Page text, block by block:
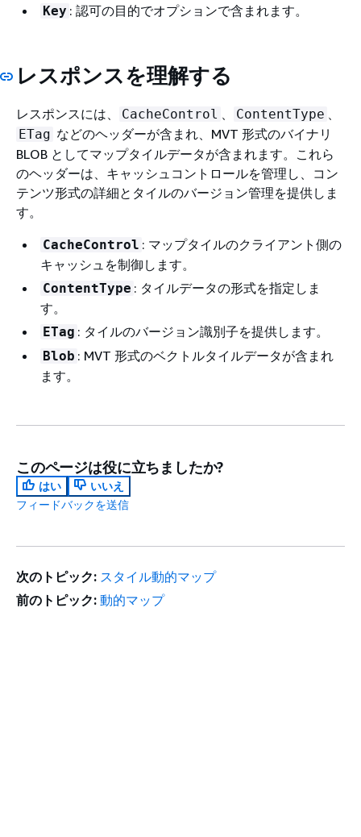
Key : 認可の目的でオプションで含まれます。
レスポンスを理解する
レスポンスには、 CacheControl ContentType
ETag などのヘッダーが含まれ、MVT 形式のバイナリ
BLOB としてマップタイルデータが含まれます。これら
のヘッダーは、キャッシュコントロールを管理し、コン
テンツ形式の詳細とタイルのバージョン管理を提供しま
す。
CacheControl : マップタイルのクライアント側の
キャッシュを制御します。
ContentType : タイルデータの形式を指定しま
す。
ETag : タイルのバージョン識別子を提供します。
Blob : MVT 形式のベクトルタイルデータが含まれ
ます。
このページは役に立ちましたか?
はい
いいえ
フィードバックを送信
次のトピック: スタイル動的マップ
前のトピック: 動的マップ